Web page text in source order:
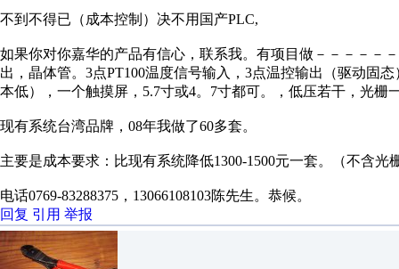
不到不得已（成本控制）决不用国产PLC,
如果你对你嘉华的产品有信心，联系我。有项目做－－－－－
出，晶体管。3点PT100温度信号输入，3点温控输出（驱动固
本低），一个触摸屏，5.7寸或4。7寸都可。，低压若干，光栅
现有系统台湾品牌，08年我做了60多套。
主要是成本要求：比现有系统降低1300-1500元一套。（不含光
电话0769-83288375，13066108103陈先生。恭候。
回复 引用 举报